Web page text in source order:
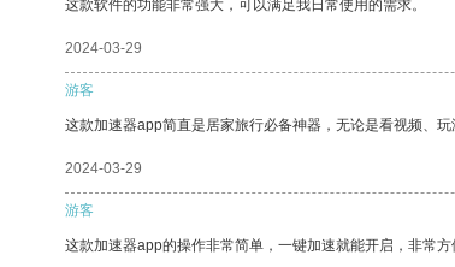
这款软件的功能非常强大，可以满足我日常使用的需求。
2024-03-29
游客
这款加速器app简直是居家旅行必备神器，无论是看视频、
2024-03-29
游客
这款加速器app的操作非常简单，一键加速就能开启，非常方